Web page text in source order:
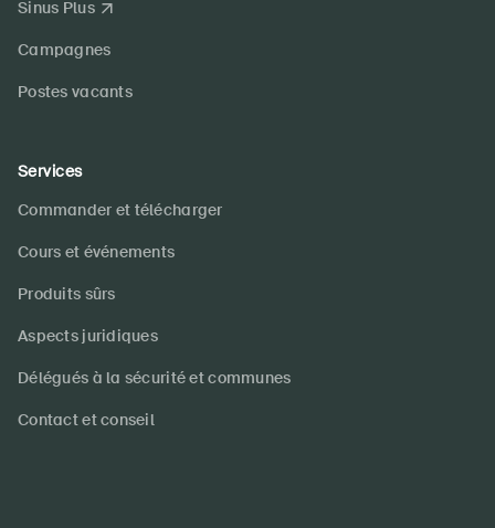
Sinus Plus
Campagnes
Postes vacants
Services
Commander et télécharger
Cours et événements
Produits sûrs
Aspects juridiques
Délégués à la sécurité et communes
Contact et conseil